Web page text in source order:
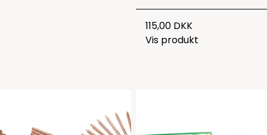
115,00 DKK
Vis produkt